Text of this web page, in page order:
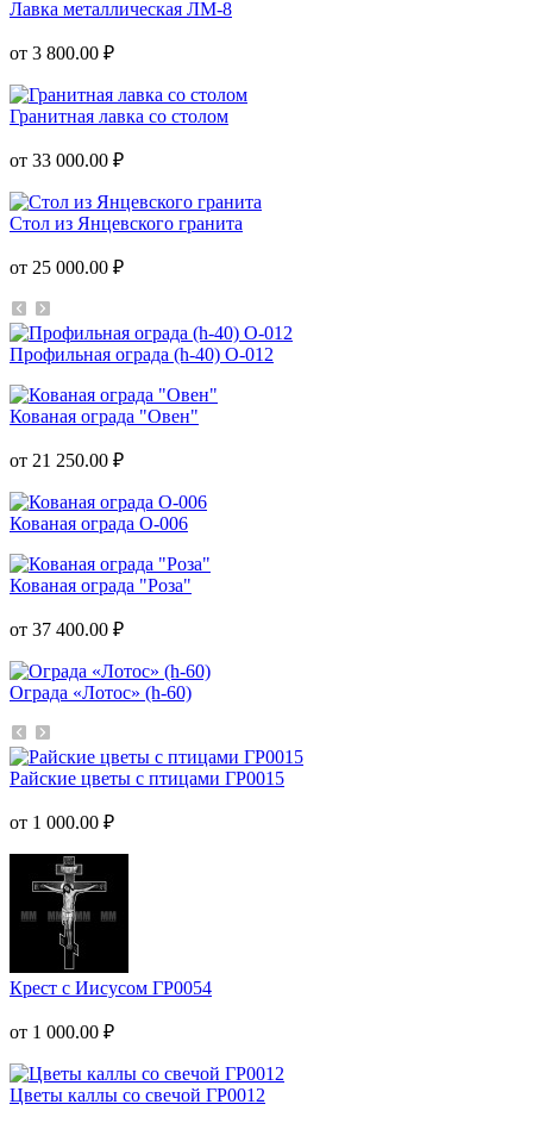
Лавка металлическая ЛМ-8
от 3 800.00 ₽
Гранитная лавка со столом
от 33 000.00 ₽
Стол из Янцевского гранита
от 25 000.00 ₽
Профильная ограда (h-40) О-012
Кованая ограда "Овен"
от 21 250.00 ₽
Кованая ограда О-006
Кованая ограда "Роза"
от 37 400.00 ₽
Ограда «Лотос» (h-60)
Райские цветы с птицами ГР0015
от 1 000.00 ₽
Крест с Иисусом ГР0054
от 1 000.00 ₽
Цветы каллы со свечой ГР0012